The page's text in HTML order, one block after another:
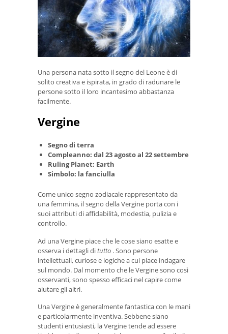
Una persona nata sotto il segno del Leone è di
solito creativa e ispirata, in grado di radunare le
persone sotto il loro incantesimo abbastanza
facilmente.
Vergine
Segno di terra
Compleanno: dal 23 agosto al 22 settembre
Ruling Planet: Earth
Simbolo: la fanciulla
Come unico segno zodiacale rappresentato da
una femmina, il segno della Vergine porta con i
suoi attributi di affidabilità, modestia, pulizia e
controllo.
Ad una Vergine piace che le cose siano esatte e
osserva i dettagli ditutto . Sono persone
intellettuali, curiose e logiche a cui piace indagare
sul mondo. Dal momento che le Vergine sono così
osservanti, sono spesso efficaci nel capire come
aiutare gli altri.
Una Vergine è generalmente fantastica con le mani
e particolarmente inventiva. Sebbene siano
studenti entusiasti, la Vergine tende ad essere